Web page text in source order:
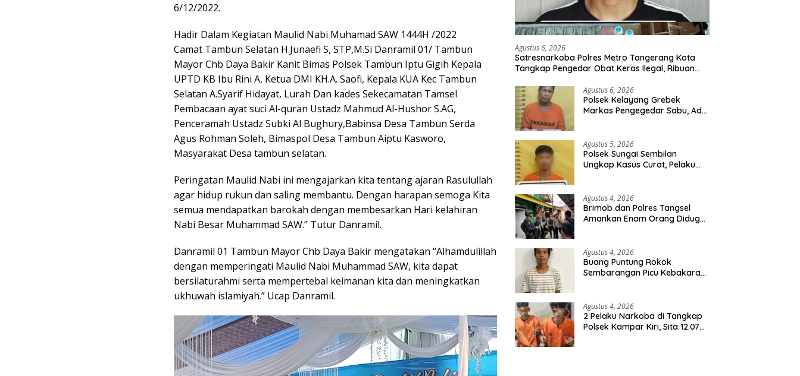
6/12/2022.
Hadir Dalam Kegiatan Maulid Nabi Muhamad SAW 1444H /2022
Camat Tambun Selatan H.Junaefi S, STP,M.Si Danramil 01/ Tambun
Mayor Chb Daya Bakir Kanit Bimas Polsek Tambun Iptu Gigih Kepala
UPTD KB Ibu Rini A, Ketua DMI KH.A. Saofi, Kepala KUA Kec Tambun
Selatan A.Syarif Hidayat, Lurah Dan kades Sekecamatan Tamsel
Pembacaan ayat suci Al-quran Ustadz Mahmud Al-Hushor S.AG,
Penceramah Ustadz Subki Al Bughury,Babinsa Desa Tambun Serda
Agus Rohman Soleh, Bimaspol Desa Tambun Aiptu Kasworo,
Masyarakat Desa tambun selatan.
Peringatan Maulid Nabi ini mengajarkan kita tentang ajaran Rasulullah
agar hidup rukun dan saling membantu. Dengan harapan semoga Kita
semua mendapatkan barokah dengan membesarkan Hari kelahiran
Nabi Besar Muhammad SAW.” Tutur Danramil.
Danramil 01 Tambun Mayor Chb Daya Bakir mengatakan “Alhamdulillah
dengan memperingati Maulid Nabi Muhammad SAW, kita dapat
bersilaturahmi serta mempertebal keimanan kita dan meningkatkan
ukhuwah islamiyah.” Ucap Danramil.
Agustus 6, 2026
Satresnarkoba Polres Metro Tangerang Kota
Tangkap Pengedar Obat Keras Ilegal, Ribuan
Agustus 6, 2026
Polsek Kelayang Grebek
Markas Pengegedar Sabu, Ada
Agustus 5, 2026
Polsek Sungai Sembilan
Ungkap Kasus Curat, Pelaku
Agustus 4, 2026
Brimob dan Polres Tangsel
Amankan Enam Orang Diduga
Agustus 4, 2026
Buang Puntung Rokok
Sembarangan Picu Kebakaran
Agustus 4, 2026
2 Pelaku Narkoba di Tangkap
Polsek Kampar Kiri, Sita 12.07